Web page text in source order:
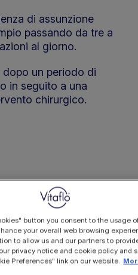
di assunzione
passando da tre a
al giorno.
dopo un periodo di
in seguito a una
chirurgico.
button you consent to the usage
your overall web browsing
to allow us and our partners to
privacy notice and cookie policy and
Preferences" link on our website.